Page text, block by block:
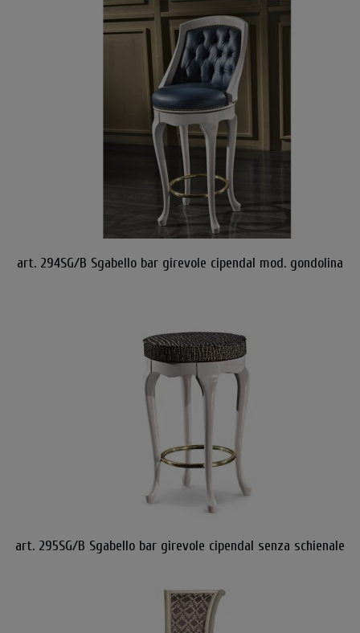
art. 294SG/B Sgabello bar girevole cipendal mod. gondolina
art. 295SG/B Sgabello bar girevole cipendal senza schienale